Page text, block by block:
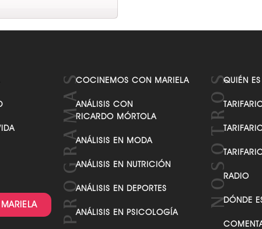
MARIELA
COCINEMOS CON MARIELA
ANÁLISIS CON
RICARDO MÓRTOLA
ANÁLISIS EN MODA
ANÁLISIS EN NUTRICIÓN
ANÁLISIS EN DEPORTES
ANÁLISIS EN PSICOLOGÍA
QUIÉN
RADIO
DÓNDE